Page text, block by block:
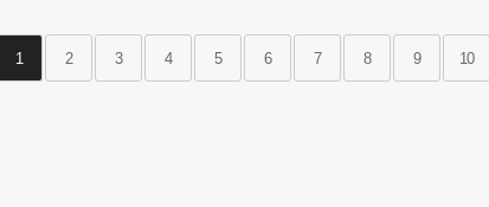
1 2 3 4 5 6 7 8 9 10